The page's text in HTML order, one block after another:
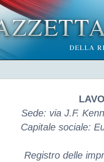
Sede: via J.F.
Capitale sociale:
Registro delle